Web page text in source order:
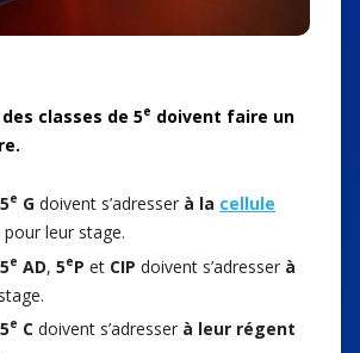
classes de 5e doivent faire un
5e G doivent s’adresser à la cellule
pour leur stage.
5e AD, 5eP et CIP doivent s’adresser à
5e C doivent s’adresser à leur régent